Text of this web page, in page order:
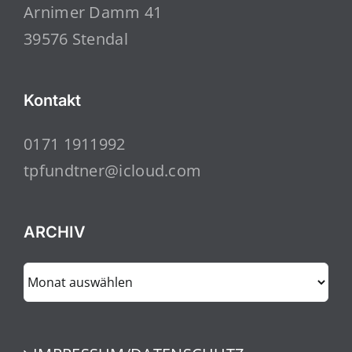
Arnimer Damm 41
39576 Stendal
Kontakt
0171 1911992
tpfundtner@icloud.com
ARCHIV
ARCHIV